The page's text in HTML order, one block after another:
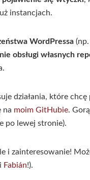
instancjach.
WordPressa
obsługi własnych
działania, które
na moim GitHubie.
po lewej stronie).
i zainteresowanie!
Fabián!).